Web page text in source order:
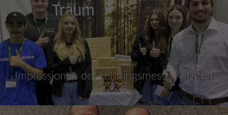
Impressionen der Lehrlingsmesse Kärnten
2023